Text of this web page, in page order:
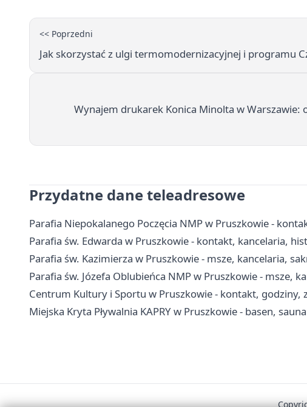
<< Poprzedni
Jak skorzystać z ulgi termomodernizacyjnej i programu
Wynajem drukarek Konica Minolta w
Przydatne dane teleadresowe
Parafia Niepokalanego Poczęcia NMP w Pruszkowie -
Parafia św. Edwarda w Pruszkowie - kontakt, kancelaria,
Parafia św. Kazimierza w Pruszkowie - msze, kancelaria,
Parafia św. Józefa Oblubieńca NMP w Pruszkowie - msze,
Centrum Kultury i Sportu w Pruszkowie - kontakt, godziny,
Miejska Kryta Pływalnia KAPRY w Pruszkowie - basen,